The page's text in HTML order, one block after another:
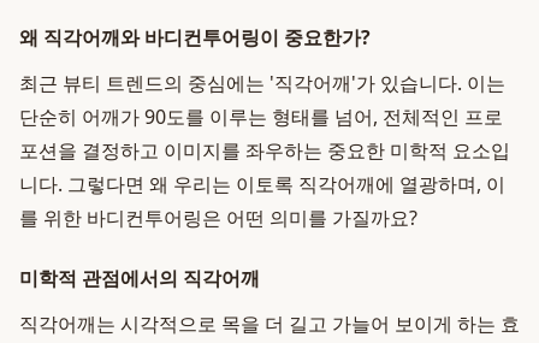
왜 직각어깨와 바디컨투어링이 중요한가?
최근 뷰티 트렌드의 중심에는 '직각어깨'가 있습니다. 이는
단순히 어깨가 90도를 이루는 형태를 넘어, 전체적인 프로
포션을 결정하고 이미지를 좌우하는 중요한 미학적 요소입
니다. 그렇다면 왜 우리는 이토록 직각어깨에 열광하며, 이
를 위한 바디컨투어링은 어떤 의미를 가질까요?
미학적 관점에서의 직각어깨
직각어깨는 시각적으로 목을 더 길고 가늘어 보이게 하는 효